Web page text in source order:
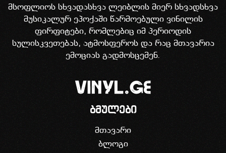
მსოფლიოს სხვადასხვა ლეიბლის მიერ სხვადსხვა
მუსიკალურ ეპოქაში წარმოებული ვინილის
ფირფიტები, რომლებიც იმ პერიოდის
სულისკვეთებას, ატმოსფეროს და რაც მთავარია
ემოციას გადმოსცემენ.
ბმულები
მთავარი
ბლოგი